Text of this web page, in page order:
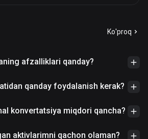
Ko'proq
afzalliklari qanday?
qanday foydalanish kerak?
konvertatsiya miqdori qancha?
aktivlarimni qachon olaman?